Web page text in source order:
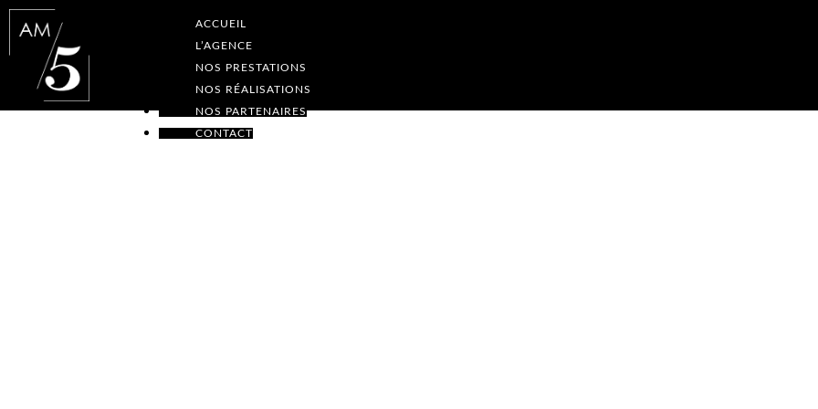
ACCUEIL
L’AGENCE
NOS PRESTATIONS
NOS RÉALISATIONS
NOS PARTENAIRES
CONTACT